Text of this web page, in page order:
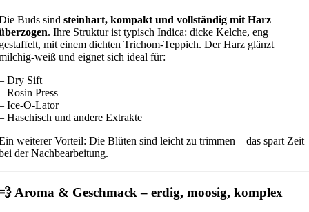
Buds sind steinhart, kompakt und vollständig mit Harz
. Ihre Struktur ist typisch Indica: dicke Kelche, eng
mit einem dichten Trichom-Teppich. Der Harz glänzt
weiß und eignet sich ideal für:
Dry Sift
Rosin Press
Ice-O-Lator
Haschisch und andere Extrakte
weiterer Vorteil: Die Blüten sind leicht zu trimmen – das spart Zeit
der Nachbearbeitung.
Aroma & Geschmack – erdig, moosig, komplex